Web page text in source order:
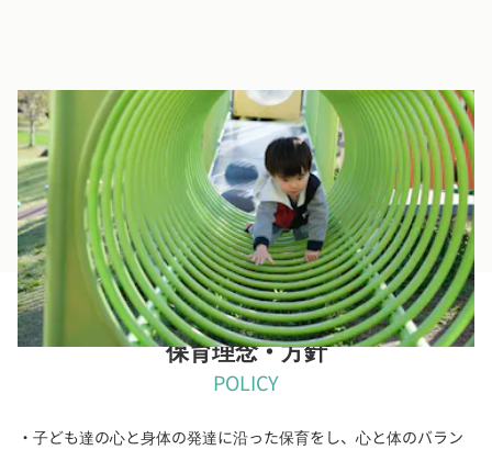
園庭
園庭の「ゆめ畑」では野菜や果物を栽培しています。
保育理念・方針
POLICY
・子ども達の心と身体の発達に沿った保育をし、心と体のバラン